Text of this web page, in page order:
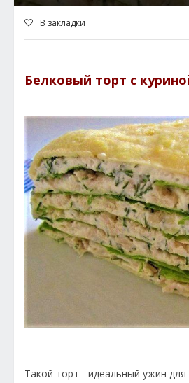
В закладки
Белковый торт с
Такой торт - идеальный ужин